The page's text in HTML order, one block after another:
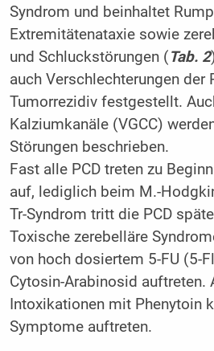
Syndrom und beinhaltet
Extremitätenataxie sowie
und Schluckstörungen (Tab. 2
auch Verschlechterungen der
Tumorrezidiv festgestellt.
Kalziumkanäle (VGCC)
Störungen beschrieben.
Fast alle PCD treten zu
auf, lediglich beim M.-
Tr-Syndrom tritt die PCD
Toxische zerebelläre
von hoch dosiertem 5-FU (5-
Cytosin-Arabinosid auftreten.
Intoxikationen mit Phenytoin
Symptome auftreten.